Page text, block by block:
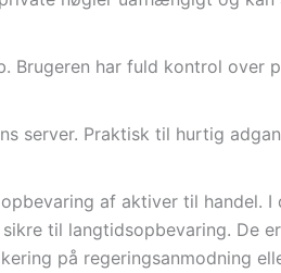
Brugeren har fuld kontrol over
server. Praktisk til hurtig
af aktiver til handel. I
til langtidsopbevaring. De
på regeringsanmodning